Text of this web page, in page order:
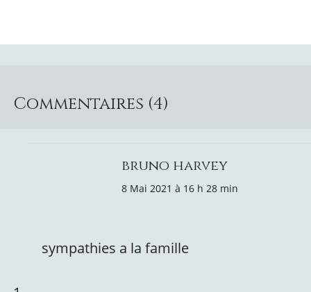
Commentaires (4)
bruno harvey
8 Mai 2021 à 16 h 28 min
sympathies a la famille